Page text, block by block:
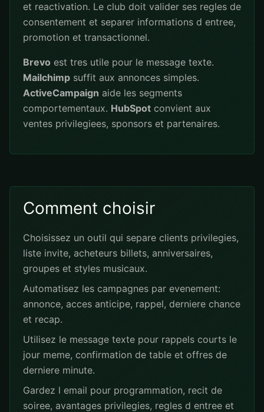
et reactivation. Le club doit valider ses regles de
consentement et separer informations d entree,
promotion et transactionnel.
Brevo est tres utile pour le message texte.
Mailchimp suffit aux annonces simples.
ActiveCampaign aide les segments
comportementaux. HubSpot convient aux
ventes privilegiees, sponsors et partenaires.
Comment choisir
Choisissez un outil qui separe clients privilegies,
liste invite, acheteurs billets, anniversaires,
groupes et styles musicaux.
Automatisez les campagnes par evenement:
annonce, acces anticipe, rappel, derniere chance
et recap.
Utilisez le message texte pour rappels courts le
jour meme, confirmation de table et offres de
derniere minute.
Gardez l email pour programmation, recit de
soiree, avantages privilegies, regles d entree et